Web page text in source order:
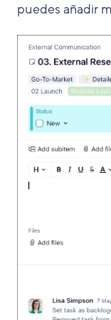
puedes añadir